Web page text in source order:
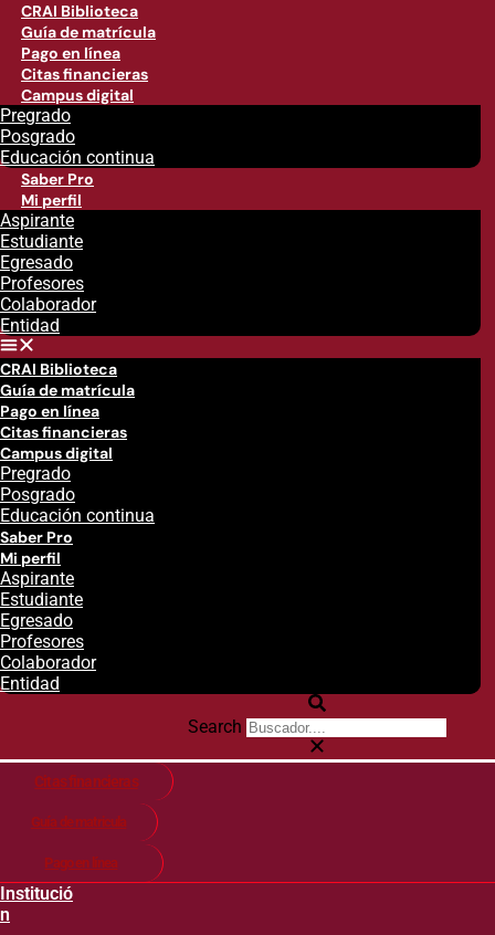
CRAI Biblioteca
Guía de matrícula
Pago en línea
Citas financieras
Campus digital
Pregrado
Posgrado
Educación continua
Saber Pro
Mi perfil
Aspirante
Estudiante
Egresado
Profesores
Colaborador
Entidad
CRAI Biblioteca
Guía de matrícula
Pago en línea
Citas financieras
Campus digital
Pregrado
Posgrado
Educación continua
Saber Pro
Mi perfil
Aspirante
Estudiante
Egresado
Profesores
Colaborador
Entidad
Search
Citas financieras
Guía de matricula
Pago en línea
Institució
n